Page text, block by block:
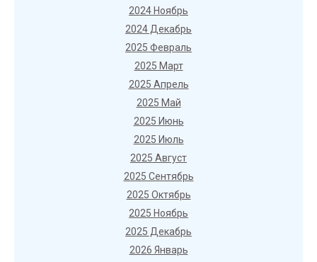
2024 Ноябрь
2024 Декабрь
2025 Февраль
2025 Март
2025 Апрель
2025 Май
2025 Июнь
2025 Июль
2025 Август
2025 Сентябрь
2025 Октябрь
2025 Ноябрь
2025 Декабрь
2026 Январь